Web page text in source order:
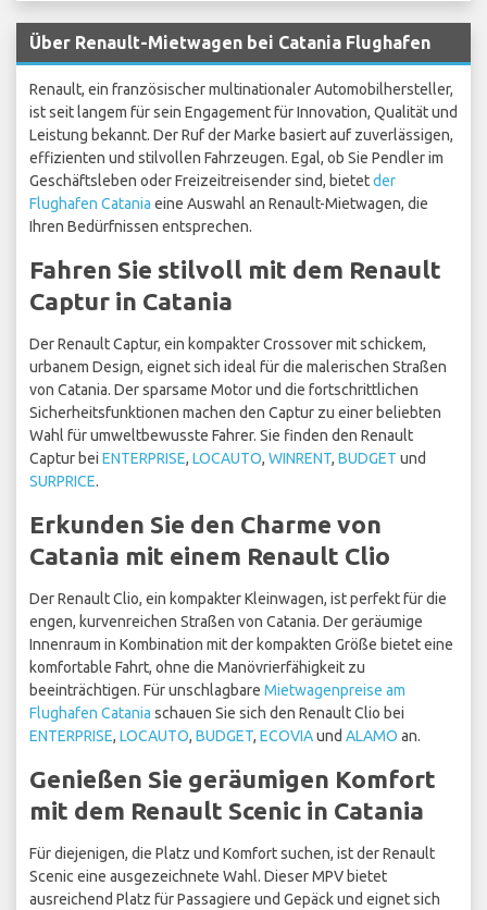
Über Renault-Mietwagen bei Catania Flughafen
Renault, ein französischer multinationaler Automobilhersteller,
ist seit langem für sein Engagement für Innovation, Qualität und
Leistung bekannt. Der Ruf der Marke basiert auf zuverlässigen,
effizienten und stilvollen Fahrzeugen. Egal, ob Sie Pendler im
Geschäftsleben oder Freizeitreisender sind, bietetder
Flughafen Catania eine Auswahl an Renault-Mietwagen, die
Ihren Bedürfnissen entsprechen.
Fahren Sie stilvoll mit dem Renault
Captur in Catania
Der Renault Captur, ein kompakter Crossover mit schickem,
urbanem Design, eignet sich ideal für die malerischen Straßen
von Catania. Der sparsame Motor und die fortschrittlichen
Sicherheitsfunktionen machen den Captur zu einer beliebten
Wahl für umweltbewusste Fahrer. Sie finden den Renault
Captur bei ENTERPRISE, LOCAUTO, WINRENT, BUDGET und
SURPRICE.
Erkunden Sie den Charme von
Catania mit einem Renault Clio
Der Renault Clio, ein kompakter Kleinwagen, ist perfekt für die
engen, kurvenreichen Straßen von Catania. Der geräumige
Innenraum in Kombination mit der kompakten Größe bietet eine
komfortable Fahrt, ohne die Manövrierfähigkeit zu
beeinträchtigen. Für unschlagbare Mietwagenpreise am
Flughafen Catania schauen Sie sich den Renault Clio bei
ENTERPRISE, LOCAUTO, BUDGET, ECOVIAund ALAMO an.
Genießen Sie geräumigen Komfort
mit dem Renault Scenic in Catania
Für diejenigen, die Platz und Komfort suchen, ist der Renault
Scenic eine ausgezeichnete Wahl. Dieser MPV bietet
ausreichend Platz für Passagiere und Gepäck und eignet sich